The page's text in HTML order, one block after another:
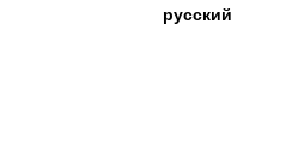
русский